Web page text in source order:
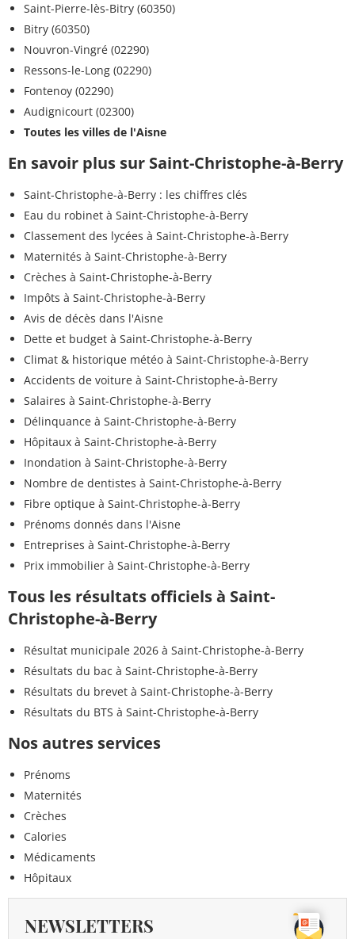
Saint-Pierre-lès-Bitry (60350)
Bitry (60350)
Nouvron-Vingré (02290)
Ressons-le-Long (02290)
Fontenoy (02290)
Audignicourt (02300)
Toutes les villes de l'Aisne
En savoir plus sur Saint-Christophe-à-Berry
Saint-Christophe-à-Berry : les chiffres clés
Eau du robinet à Saint-Christophe-à-Berry
Classement des lycées à Saint-Christophe-à-Berry
Maternités à Saint-Christophe-à-Berry
Crèches à Saint-Christophe-à-Berry
Impôts à Saint-Christophe-à-Berry
Avis de décès dans l'Aisne
Dette et budget à Saint-Christophe-à-Berry
Climat & historique météo à Saint-Christophe-à-Berry
Accidents de voiture à Saint-Christophe-à-Berry
Salaires à Saint-Christophe-à-Berry
Délinquance à Saint-Christophe-à-Berry
Hôpitaux à Saint-Christophe-à-Berry
Inondation à Saint-Christophe-à-Berry
Nombre de dentistes à Saint-Christophe-à-Berry
Fibre optique à Saint-Christophe-à-Berry
Prénoms donnés dans l'Aisne
Entreprises à Saint-Christophe-à-Berry
Prix immobilier à Saint-Christophe-à-Berry
Tous les résultats officiels à Saint-
Christophe-à-Berry
Résultat municipale 2026 à Saint-Christophe-à-Berry
Résultats du bac à Saint-Christophe-à-Berry
Résultats du brevet à Saint-Christophe-à-Berry
Résultats du BTS à Saint-Christophe-à-Berry
Nos autres services
Prénoms
Maternités
Crèches
Calories
Médicaments
Hôpitaux
NEWSLETTERS